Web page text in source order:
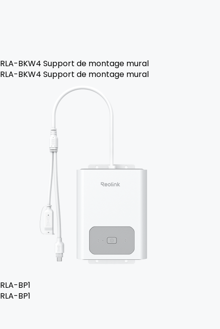
RLA-BKW4 Support de montage mural
RLA-BKW4 Support de montage mural
RLA-BP1
RLA-BP1